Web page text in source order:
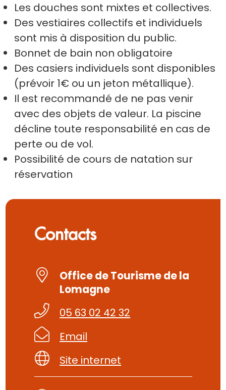
Les douches sont mixtes et collectives.
Des vestiaires collectifs et individuels
sont mis à disposition du public.
Bonnet de bain non obligatoire
Des casiers individuels sont disponibles
(prévoir 1€ ou un jeton métallique).
Il est recommandé de ne pas venir
avec des objets de valeur. La piscine
décline toute responsabilité en cas de
perte ou de vol.
Possibilité de cours de natation sur
réservation
Contacts
Office de Tourisme de la
Lomagne
05 63 02 42 32
Email
Site internet